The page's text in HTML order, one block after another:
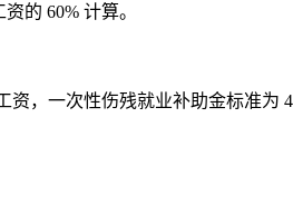
的 60% 计算。
，一次性伤残就业补助金标准为